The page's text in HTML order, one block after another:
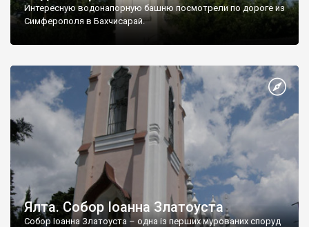
Интересную водонапорную башню посмотрели по дороге из
Симферополя в Бахчисарай.
Ялта. Собор Іоанна Златоуста
Собор Іоанна Златоуста – одна із перших мурованих споруд